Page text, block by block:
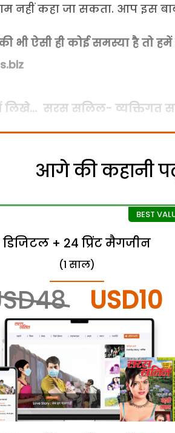
नहीं कहा जा सकता. आप इस
भी ऐसी ही कोई समस्या है तो
सरस सलिल- व्यक्तिगत
आगे की कहानी
डिजिटल + 24 प्रिंट मैगजीन
(1 साल)
USD10